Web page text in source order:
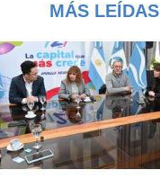
MÁS LEÍDAS